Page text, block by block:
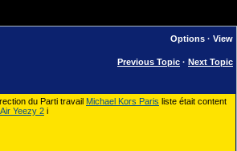
Options · View
Previous Topic · Next Topic
du Parti travail Michael Kors Paris liste était content
Yeezy 2 i